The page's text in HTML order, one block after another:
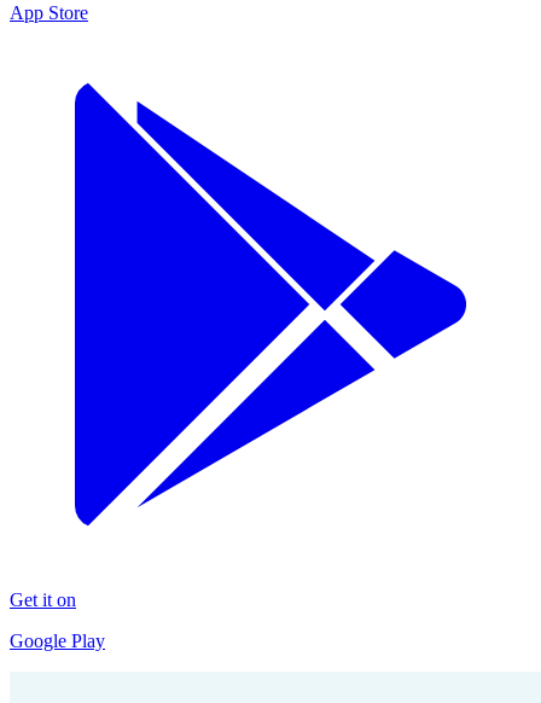
App Store
Get it on
Google Play